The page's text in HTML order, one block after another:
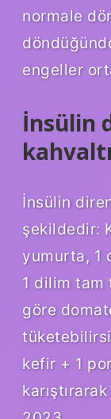
normale
engeller
İnsülin
İnsülin
şekildedir:
yumurta, 1
1 dilim tam
göre
kefir + 1